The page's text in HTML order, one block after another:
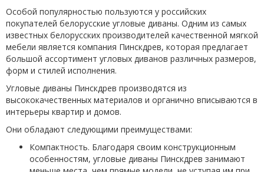
Особой популярностью пользуются у российских
покупателей белорусские угловые диваны. Одним из самых
известных белорусских производителей качественной мягкой
мебели является компания Пинскдрев, которая предлагает
большой ассортимент угловых диванов различных размеров,
форм и стилей исполнения.
Угловые диваны Пинскдрев производятся из
высококачественных материалов и органично вписываются в
интерьеры квартир и домов.
Они обладают следующими преимуществами:
Компактность. Благодаря своим конструкционным
особенностям, угловые диваны Пинскдрев занимают